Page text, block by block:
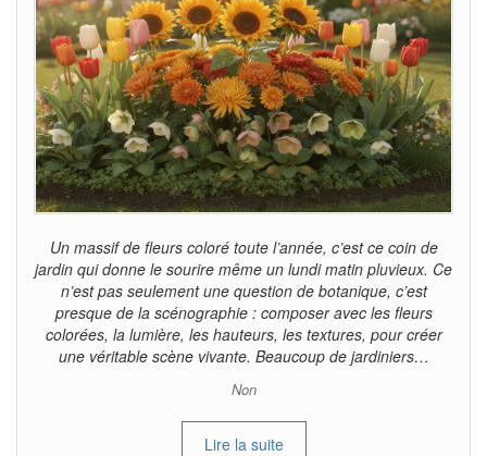
Un massif de fleurs coloré toute l’année, c’est ce coin de
jardin qui donne le sourire même un lundi matin pluvieux. Ce
n’est pas seulement une question de botanique, c’est
presque de la scénographie : composer avec les fleurs
colorées, la lumière, les hauteurs, les textures, pour créer
une véritable scène vivante. Beaucoup de jardiniers…
Non
Lire la suite